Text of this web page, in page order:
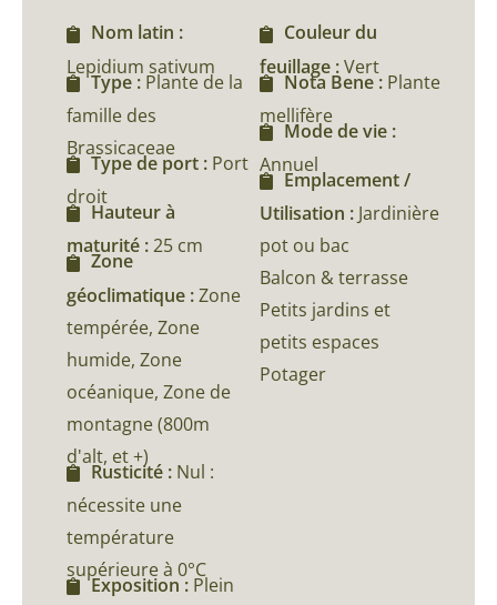
Nom latin :
Lepidium sativum
Type : Plante de la
famille des
Brassicaceae
Type de port : Port
droit
Hauteur à
maturité :25 cm
Zone
géoclimatique :Zone
tempérée, Zone
humide, Zone
océanique, Zone de
montagne (800m
d'alt, et +)
Rusticité : Nul :
nécessite une
température
supérieure à 0°C
Exposition : Plein
Couleur du
feuillage :Vert
Nota Bene : Plante
mellifère
Mode de vie :
Annuel
Emplacement /
Utilisation : Jardinière
pot ou bac
Balcon & terrasse
Petits jardins et
petits espaces
Potager